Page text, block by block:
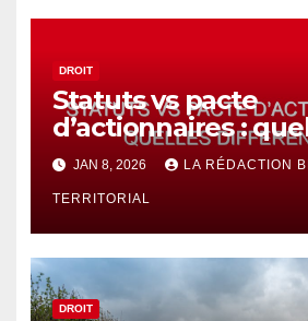
DROIT
Statuts vs pacte
d’actionnaires :
différences ?
JAN 8, 2026 LA RÉDACTION
TERRITORIAL
DROIT